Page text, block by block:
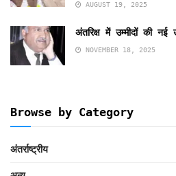
AUGUST 19, 2025
अंतरिक्ष में उम्मीदों की नई
NOVEMBER 18, 2025
Browse by Category
अंतर्राष्ट्रीय